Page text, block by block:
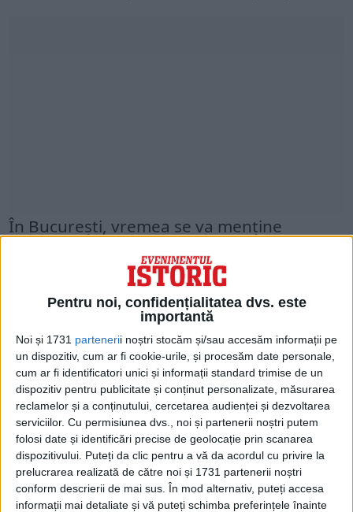
Pentru noi, confidențialitatea dvs. este
importantă
Noi și 1731 partenerii noștri stocăm și/sau accesăm informații pe
un dispozitiv, cum ar fi cookie-urile, și procesăm date personale,
cum ar fi identificatori unici și informații standard trimise de un
dispozitiv pentru publicitate și conținut personalizate, măsurarea
reclamelor și a conținutului, cercetarea audienței și dezvoltarea
serviciilor. Cu permisiunea dvs., noi și partenerii noștri putem
folosi date și identificări precise de geolocație prin scanarea
dispozitivului. Puteți da clic pentru a vă da acordul cu privire la
prelucrarea realizată de către noi și 1731 partenerii noștri
conform descrierii de mai sus. În mod alternativ, puteți accesa
informații mai detaliate și vă puteți schimba preferințele înainte
În București, vremea se va menţine
închisă, temporar va ploua, iar vântul va
sufla în general moderat.
Temperatura maximă va fi de 6….7 grade,
iar cea minimă va fi de 1…2 grade.